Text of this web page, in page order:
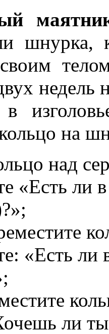
своим
недель
на
над
«Есть ли
«Есть ли
ли